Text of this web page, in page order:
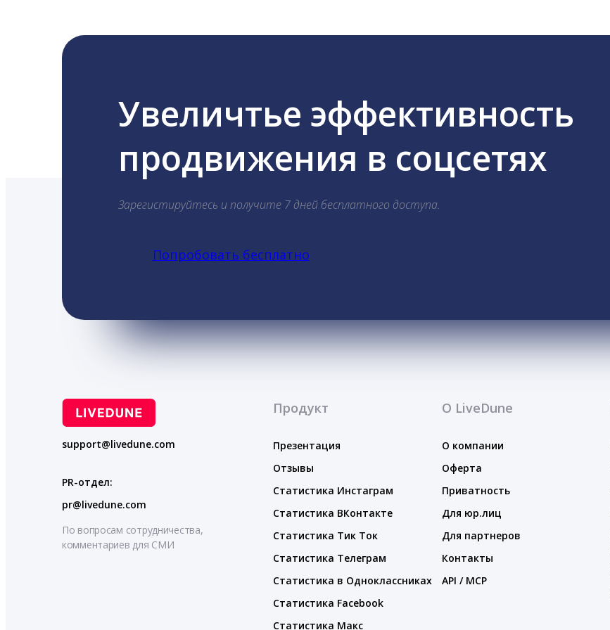
Увеличтье эффективность
продвижения в соцсетях
Зарегистируйтесь и получите 7 дней бесплатного доступа.
Попробовать бесплатно
support@livedune.com
PR-отдел:
pr@livedune.com
По вопросам сотрудничества,
комментариев для СМИ
Продукт
Презентация
Отзывы
Статистика Инстаграм
Статистика ВКонтакте
Статистика Тик Ток
Статистика Телеграм
Статистика в Одноклассниках
Статистика Facebook
Статистика Макс
О LiveDune
О компании
Оферта
Приватность
Для юр.лиц
Для партнеров
Контакты
API / MCP